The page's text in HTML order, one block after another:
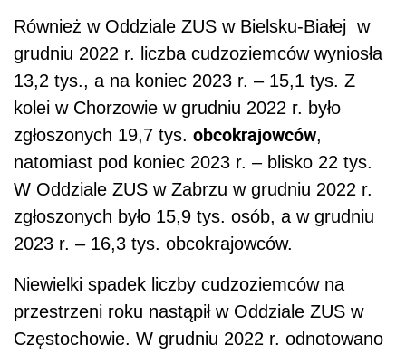
Również w Oddziale ZUS w Bielsku-Białej w
grudniu 2022 r. liczba cudzoziemców wyniosła
13,2 tys., a na koniec 2023 r. – 15,1 tys. Z
kolei w Chorzowie w grudniu 2022 r. było
zgłoszonych 19,7 tys. obcokrajowców,
natomiast pod koniec 2023 r. – blisko 22 tys.
W Oddziale ZUS w Zabrzu w grudniu 2022 r.
zgłoszonych było 15,9 tys. osób, a w grudniu
2023 r. – 16,3 tys. obcokrajowców.
Niewielki spadek liczby cudzoziemców na
przestrzeni roku nastąpił w Oddziale ZUS w
Częstochowie. W grudniu 2022 r. odnotowano